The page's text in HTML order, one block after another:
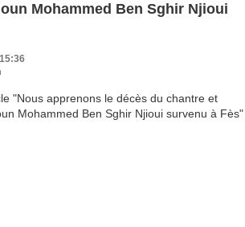
Mohammed Ben Sghir Njioui